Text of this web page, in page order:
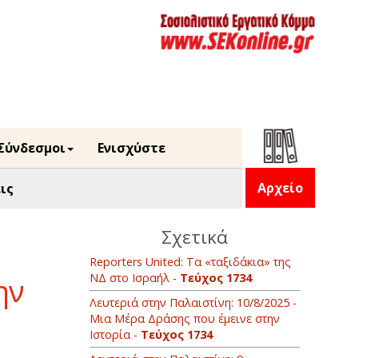
Ενισχύστε
Αρχείο
Σχετικά
Reporters United: Τα «ταξιδάκια» της
ΝΔ στο Ισραήλ - Τεύχος 1734
Λευτεριά στην Παλαιστίνη: 10/8/2025 -
Μια Μέρα Δράσης που έμεινε στην
Ιστορία - Τεύχος 1734